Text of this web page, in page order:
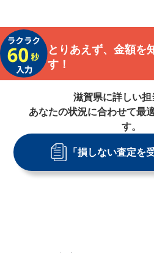
とりあえず、金額を
す！
滋賀県に詳しい担
あなたの状況に合わせて最
す。
「損しない査定を